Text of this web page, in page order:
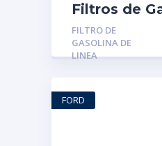
Filtros de
MGR-1410:
– SIENA –
DODGE
FILTRO DE
GASOLINA DE
LINEA
FORD